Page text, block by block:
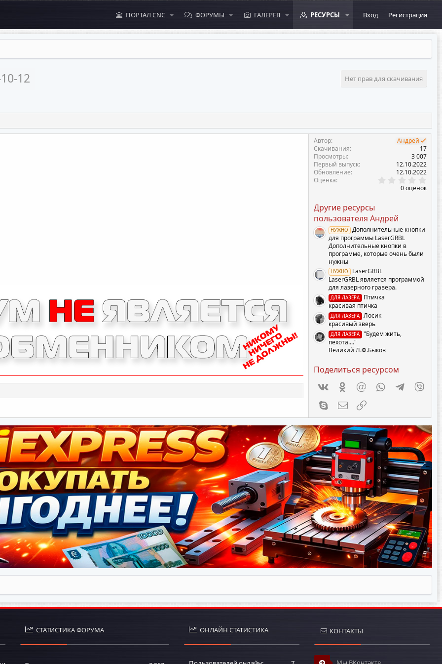
ПОРТАЛ CNC ФОРУМЫ ГАЛЕРЕЯ РЕСУРСЫ Вход Регистрация
12 Нет прав для скачивания
Автор
Андрей
Скачивания
17
Просмотры
3 007
Первый выпуск
12.10.2022
Обновление
12.10.2022
Оценка
.
0
0 оценок
Другие ресурсы
пользователя Андрей
НУЖНО
Дополнительные кнопки
для программы LaserGRBL
Дополнительные кнопки в
программе, которые очень были
нужны
НУЖНО
LaserGRBL
LaserGRBL является программой
для лазерного гравера.
ДЛЯ ЛАЗЕРА
Птичка
красивая птичка
ДЛЯ ЛАЗЕРА
Лосик
красивый зверь
ДЛЯ ЛАЗЕРА
"Будем жить,
пехота...."
Великий Л.Ф.Быков
Поделиться ресурсом
VkontakteOdnoklassniki
Mail.ru WhatsAppTelegram
Skype Электронная почта
СТАТИСТИКА ФОРУМА ОНЛАЙН СТАТИСТИКА КОНТАКТЫ